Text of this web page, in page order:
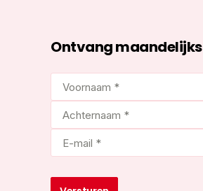
Ontvang
mail
(Vereist)